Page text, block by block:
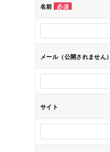
名前 必須
メール（公開されません）
サイト